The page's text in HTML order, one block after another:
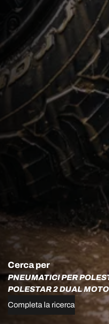
Cerca per
PNEUMATICI PER
POLESTAR 2 DUAL
Completa la ricerca